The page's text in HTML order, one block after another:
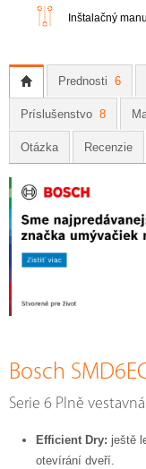
Inštalačný
Prednosti 6
Príslušenstvo 8
Otázka Recenzie
Bosch
Serie 6 Plně
Efficient Dry: ještě
otevírání dveří.